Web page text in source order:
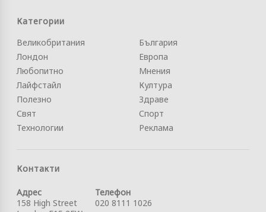
Категории
Великобритания
Лондон
Любопитно
Лайфстайл
Полезно
Свят
Технологии
България
Европа
Мнения
Култура
Здраве
Спорт
Реклама
Контакти
Адрес
158 High Street
Телефон
020 8111 1026